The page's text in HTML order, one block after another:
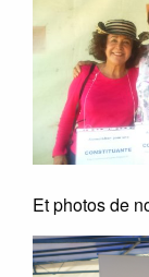
Et photos de